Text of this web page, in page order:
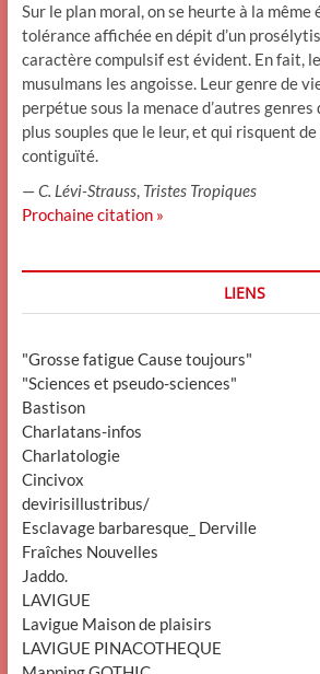
Sur le plan moral, on se heurte à la même
tolérance affichée en dépit d’un
caractère compulsif est évident. En fait,
musulmans les angoisse. Leur genre de
perpétue sous la menace d’autres
plus souples que le leur, et qui risquent
contiguïté.
—C. Lévi-Strauss, Tristes Tropiques
Prochaine citation »
LIENS
"Grosse fatigue Cause toujours"
"Sciences et pseudo-sciences"
Bastison
Charlatans-infos
Charlatologie
Cincivox
devirisillustribus/
Esclavage barbaresque_ Derville
Fraîches Nouvelles
Jaddo.
LAVIGUE
Lavigue Maison de plaisirs
LAVIGUE PINACOTHEQUE